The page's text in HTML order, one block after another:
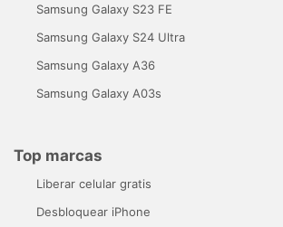
Samsung Galaxy S23 FE
Samsung Galaxy S24 Ultra
Samsung Galaxy A36
Samsung Galaxy A03s
Top marcas
Liberar celular gratis
Desbloquear iPhone